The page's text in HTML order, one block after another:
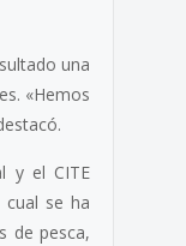
una
«Hemos
y el CITE
se ha
de pesca,